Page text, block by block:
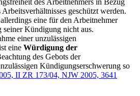
geschützt werden.
eine für den Arbeitnehmer
Kündigung nicht aus.
einer unzulässigen
eine Würdigung der
des Gebots der
Kündigungserschwerung so
II ZR 173/04, NJW 2005, 3641